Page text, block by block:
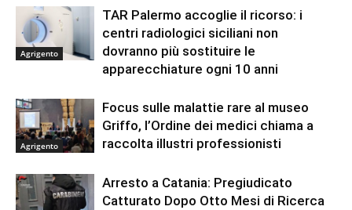
Agrigento
TAR Palermo accoglie il ricorso: i
centri radiologici siciliani non
dovranno più sostituire le
apparecchiature ogni 10 anni
Agrigento
Focus sulle malattie rare al museo
Griffo, l’Ordine dei medici chiama a
raccolta illustri professionisti
Arresto a Catania: Pregiudicato
Catturato Dopo Otto Mesi di Ricerca